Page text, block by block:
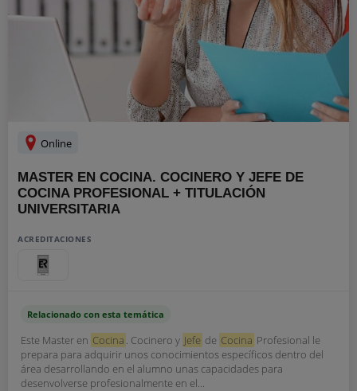
Online
MASTER EN COCINA. COCINERO Y JEFE DE
COCINA PROFESIONAL + TITULACIÓN
UNIVERSITARIA
ACREDITACIONES
Relacionado con esta temática
Este Master en Cocina . Cocinero y Jefe de Cocina Profesional le
prepara para adquirir unos conocimientos específicos dentro del
área desarrollando en el alumno unas capacidades para
desenvolverse profesionalmente en el...